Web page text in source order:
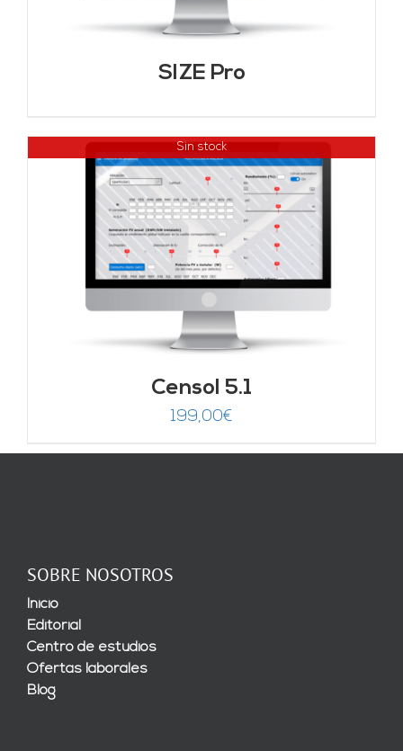
SIZE Pro
Sin stock
Censol 5.1
199,00€
SOBRE NOSOTROS
Inicio
Editorial
Centro de estudios
Ofertas laborales
Blog